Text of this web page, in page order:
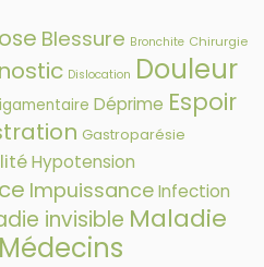
Blessure Bronchite Chirurgie
Dislocation Douleur
Déprime Espoir
Gastroparésie
Hypotension
ImpuissanceInfection
invisible Maladie
Médecins